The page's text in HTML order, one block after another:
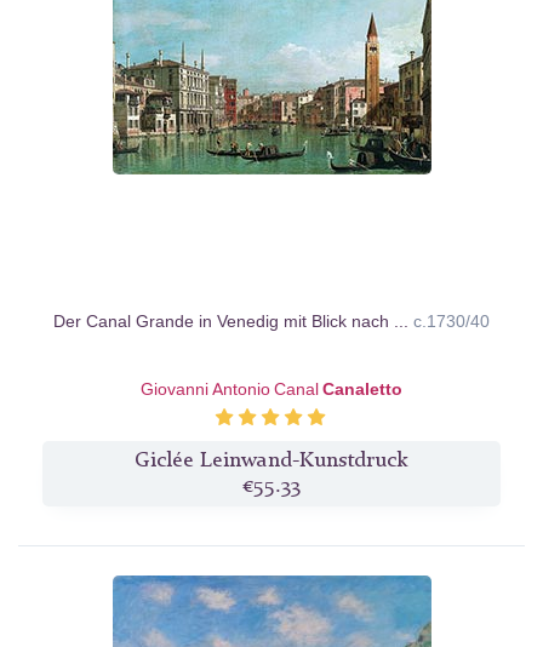
Der Canal Grande in Venedig mit Blick nach ... c.1730/40
Giovanni Antonio CanalCanaletto
Giclée Leinwand-Kunstdruck
€55.33